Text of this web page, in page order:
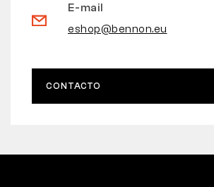
E-mail
eshop@bennon.eu
CONTACTO